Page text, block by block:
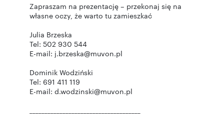
Zapraszam na prezentację – przekonaj się na
własne oczy, że warto tu zamieszkać
Julia Brzeska
Tel: 502 930 544
E-mail: j.brzeska@muvon.pl
Dominik Wodziński
Tel: 691 411 119
E-mail: d.wodzinski@muvon.pl